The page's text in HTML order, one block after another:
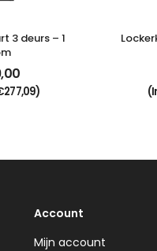
3 deurs – 1
277,09)
Account
Mijn account